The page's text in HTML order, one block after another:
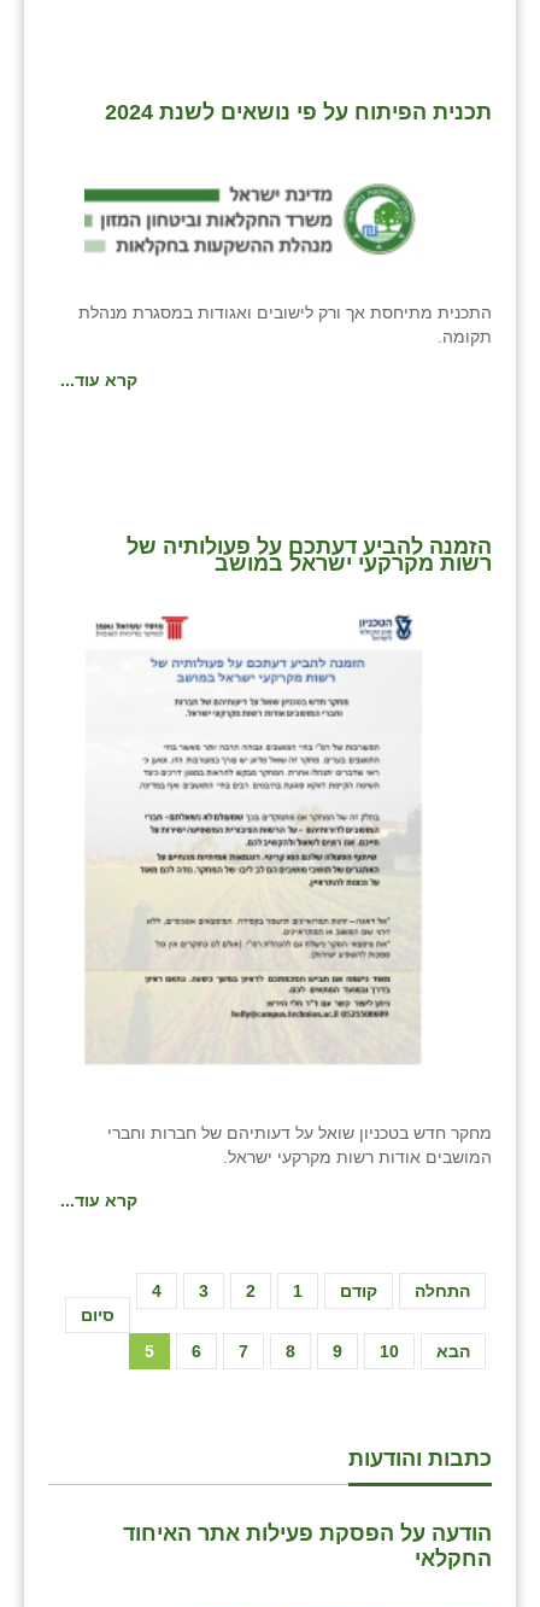
תכנית הפיתוח על פי נושאים לשנת 2024
התכנית מתיחסת אך ורק לישובים ואגודות במסגרת מנהלת
תקומה.
קרא עוד...
הזמנה להביע דעתכם על פעולותיה של
רשות מקרקעי ישראל במושב
מחקר חדש בטכניון שואל על דעותיהם של חברות וחברי
המושבים אודות רשות מקרקעי ישראל.
קרא עוד...
התחלה קודם 1
2
3
4
5 6 7 8 9 10 הבא
סיום
כתבות והודעות
הודעה על הפסקת פעילות אתר האיחוד
החקלאי